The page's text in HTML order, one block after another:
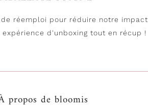
de réemploi pour réduire notre impact
expérience d'unboxing tout en récup !
propos de bloomis